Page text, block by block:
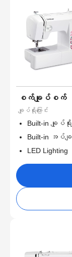
စက်ချုပ်စက်
ချုပ်ရိုးကြောင်း
Built-in ချုပ်
Built-in အပ်ချ
LED Lighting